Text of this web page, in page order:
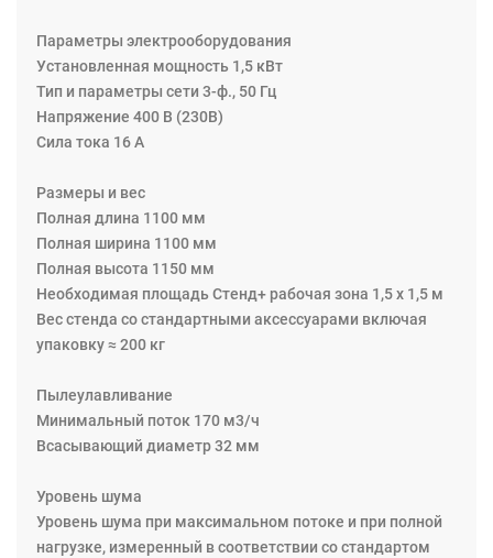
Параметры электрооборудования
Установленная мощность 1,5 кВт
Тип и параметры сети 3-ф., 50 Гц
Напряжение 400 В (230В)
Сила тока 16 A
Размеры и вес
Полная длина 1100 мм
Полная ширина 1100 мм
Полная высота 1150 мм
Необходимая площадь Стенд+ рабочая зона 1,5 x 1,5 м
Вес стенда со стандартными аксессуарами включая
упаковку ≈ 200 кг
Пылеулавливание
Минимальный поток 170 м3/ч
Всасывающий диаметр 32 мм
Уровень шума
Уровень шума при максимальном потоке и при полной
нагрузке, измеренный в соответствии со стандартом